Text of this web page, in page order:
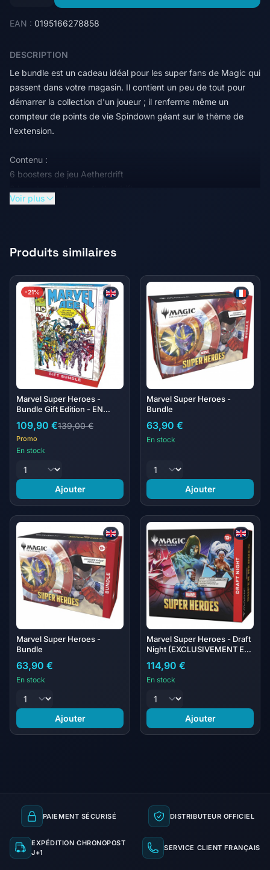
EAN : 0195166278858
DESCRIPTION
Le bundle est un cadeau idéal pour les super fans de Magic qui
passent dans votre magasin. Il contient un peu de tout pour
démarrer la collection d'un joueur ; il renferme même un
compteur de points de vie Spindown géant sur le thème de
l'extension.
Contenu :
6 boosters de jeu Aetherdrift
1 booster Box Topper "Finish Line"
place
1 compteur de points de vie Spindown à carreaux noirs et
blancs
1 boîte de rangement de cartes
2 fiches de référence
5 autocollants, un pour chaque couleur de mana de Magic
Voir plus
Produits similaires
-21%
Marvel Super Heroes -
Bundle Gift Edition - EN
109,90 €139,00 €
Promo
En stock
Ajouter
Marvel Super Heroes -
Bundle
63,90 €
En stock
Ajouter
Marvel Super Heroes -
Bundle
63,90 €
En stock
Ajouter
Marvel Super Heroes - Draft
Night (EXCLUSIVEMENT EN
114,90 €
En stock
Ajouter
PAIEMENT SÉCURISÉ DISTRIBUTEUR OFFICIEL
EXPÉDITION CHRONOPOST
J+1
SERVICE CLIENT FRANÇAIS